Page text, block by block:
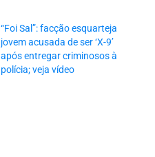
“Foi Sal”: facção esquarteja
jovem acusada de ser ‘X-9’
após entregar criminosos à
polícia; veja vídeo